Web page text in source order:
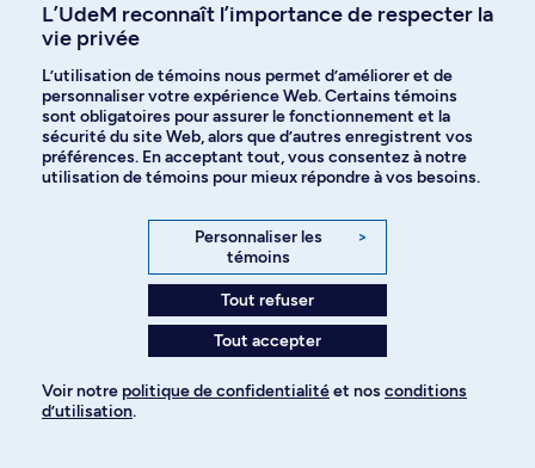
Recevez nos trucs et conseils sur
l’admission et les études à l’UdeM
Je veux m'abonner
Programmes et cours
Aide à l'admission
L’UdeM reconnaît l’importance de respecter la
vie privée
L’utilisation de témoins nous permet d’améliorer et de
personnaliser votre expérience Web. Certains témoins
sont obligatoires pour assurer le fonctionnement et la
sécurité du site Web, alors que d’autres enregistrent vos
préférences. En acceptant tout, vous consentez à notre
utilisation de témoins pour mieux répondre à vos besoins.
Personnaliser les
témoins
>
Tout refuser
Tout accepter
Voir notre politique de confidentialitéet nos conditions
d’utilisation.